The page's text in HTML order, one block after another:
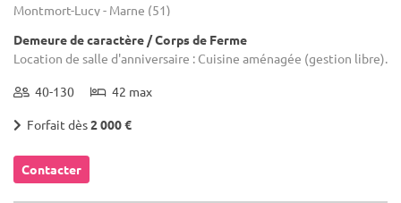
Montmort-Lucy - Marne (51)
Demeure de caractère / Corps de Ferme
Location de salle d'anniversaire : Cuisine aménagée (gestion libre).
40-130 42 max
Forfait dès2 000 €
Contacter